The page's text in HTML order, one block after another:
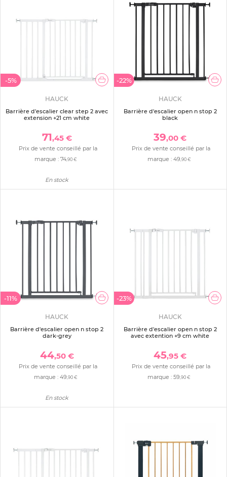
-5%
HAUCK
Barrière d'escalier clear step 2 avec
extension +21 cm white
71,45 €
Prix de vente conseillé par la
marque :74,90 €
En stock
-22%
HAUCK
Barrière d'escalier open n stop 2
black
39,00 €
Prix de vente conseillé par la
marque : 49 ,90 €
-11%
HAUCK
Barrière d'escalier open n stop 2
dark-grey
44,50 €
Prix de vente conseillé par la
marque :49 ,90 €
En stock
-23%
HAUCK
Barrière d'escalier open n stop 2
avec extention +9 cm white
45,95 €
Prix de vente conseillé par la
marque :59 ,90 €